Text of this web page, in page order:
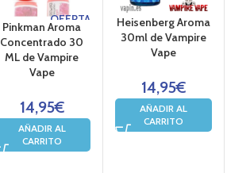
OFERTA
Pinkman Aroma
Concentrado 30
ML de Vampire
Vape
14,95€
AÑADIR AL
CARRITO
Heisenberg Aroma
30ml de Vampire
Vape
14,95€
AÑADIR AL
CARRITO